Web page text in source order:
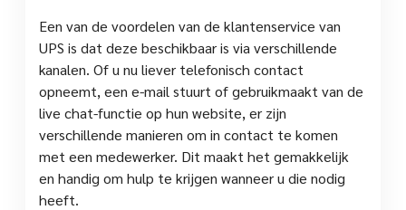
Een van de voordelen van de klantenservice van
UPS is dat deze beschikbaar is via verschillende
kanalen. Of u nu liever telefonisch contact
opneemt, een e-mail stuurt of gebruikmaakt van de
live chat-functie op hun website, er zijn
verschillende manieren om in contact te komen
met een medewerker. Dit maakt het gemakkelijk
en handig om hulp te krijgen wanneer u die nodig
heeft.